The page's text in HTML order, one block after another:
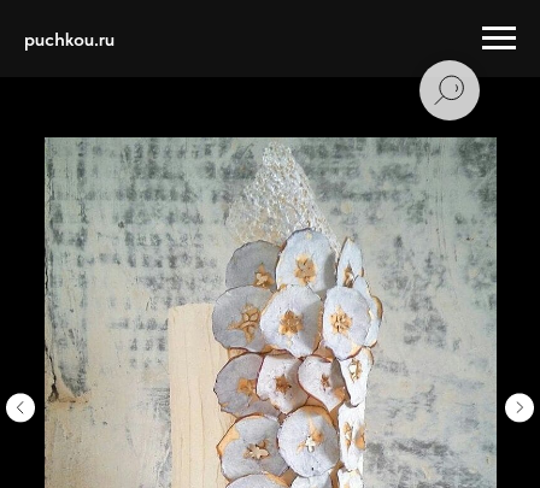
puchkou.ru